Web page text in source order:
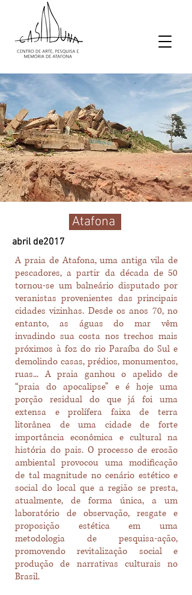
Atafona
abril de2017
A praia de Atafona, uma antiga vila de
pescadores, a partir da década de 50
tornou-se um balneário disputado por
veranistas provenientes das principais
cidades vizinhas. Desde os anos 70, no
entanto, as águas do mar vêm
invadindo sua costa nos trechos mais
próximos à foz do rio Paraíba do Sul e
demolindo casas, prédios, monumentos,
ruas... A praia ganhou o apelido de
“praia do apocalipse” e é hoje uma
porção residual do que já foi uma
extensa e prolífera faixa de terra
litorânea de uma cidade de forte
importância econômica e cultural na
história do pais. O processo de erosão
ambiental provocou uma modificação
de tal magnitude no cenário estético e
social do local que a região se presta,
atualmente, de forma única, a um
laboratório de observação, resgate e
proposição estética em uma
metodologia de pesquisa-ação,
promovendo revitalização social e
produção de narrativas culturais no
Brasil.